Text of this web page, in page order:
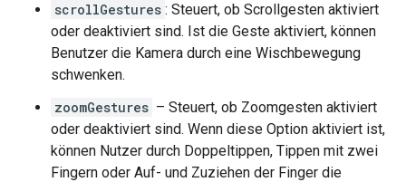
scrollGestures : Steuert, ob Scrollgesten aktiviert
oder deaktiviert sind. Ist die Geste aktiviert, können
Benutzer die Kamera durch eine Wischbewegung
schwenken.
zoomGestures – Steuert, ob Zoomgesten aktiviert
oder deaktiviert sind. Wenn diese Option aktiviert ist,
können Nutzer durch Doppeltippen, Tippen mit zwei
Fingern oder Auf- und Zuziehen der Finger die